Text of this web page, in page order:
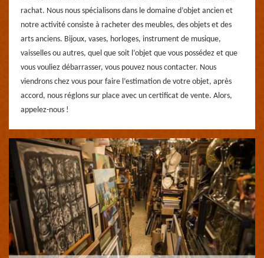
rachat. Nous nous spécialisons dans le domaine d’objet ancien et
notre activité consiste à racheter des meubles, des objets et des
arts anciens. Bijoux, vases, horloges, instrument de musique,
vaisselles ou autres, quel que soit l’objet que vous possédez et que
vous vouliez débarrasser, vous pouvez nous contacter. Nous
viendrons chez vous pour faire l’estimation de votre objet, après
accord, nous réglons sur place avec un certificat de vente. Alors,
appelez-nous !